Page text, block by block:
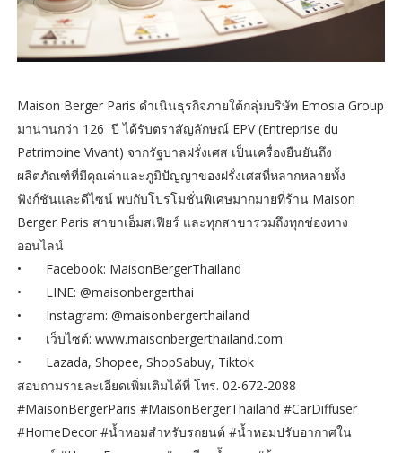
Maison Berger Paris ดำเนินธุรกิจภายใต้กลุ่มบริษัท Emosia Group
มานานกว่า 126 ปี ได้รับตราสัญลักษณ์ EPV (Entreprise du
Patrimoine Vivant) จากรัฐบาลฝรั่งเศส เป็นเครื่องยืนยันถึง
ผลิตภัณฑ์ที่มีคุณค่าและภูมิปัญญาของฝรั่งเศสที่หลากหลายทั้ง
ฟังก์ชันและดีไซน์ พบกับโปรโมชั่นพิเศษมากมายที่ร้าน Maison
Berger Paris สาขาเอ็มสเฟียร์ และทุกสาขารวมถึงทุกช่องทาง
ออนไลน์
•
Facebook: MaisonBergerThailand
•
LINE: @maisonbergerthai
•
Instagram: @maisonbergerthailand
•
เว็บไซต์: www.maisonbergerthailand.com
•
Lazada, Shopee, ShopSabuy, Tiktok
สอบถามรายละเอียดเพิ่มเติมได้ที่ โทร. 02-672-2088
#MaisonBergerParis #MaisonBergerThailand #CarDiffuser
#HomeDecor #น้ำหอมสำหรับรถยนต์ #น้ำหอมปรับอากาศใน